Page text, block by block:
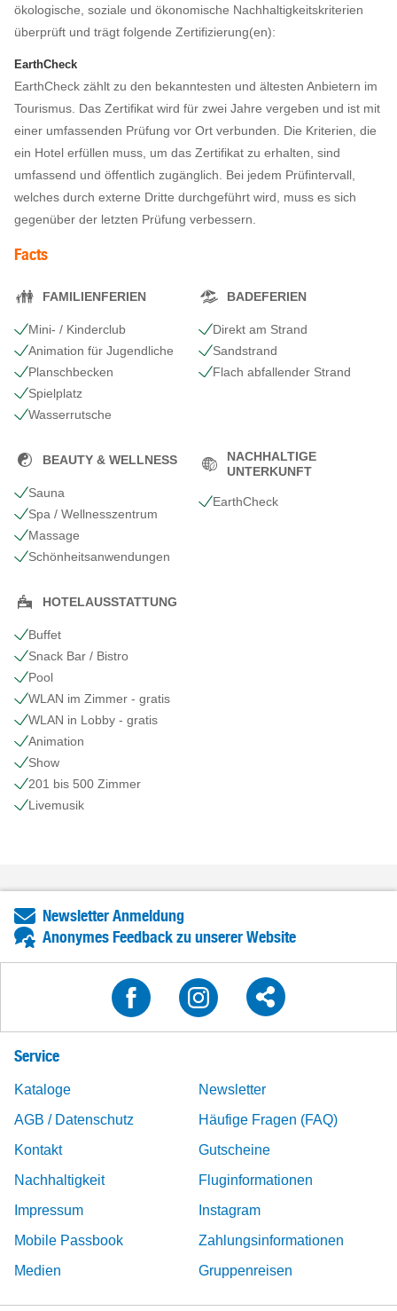
ökologische, soziale und ökonomische Nachhaltigkeitskriterien
überprüft und trägt folgende Zertifizierung(en):
EarthCheck
EarthCheck zählt zu den bekanntesten und ältesten Anbietern im
Tourismus. Das Zertifikat wird für zwei Jahre vergeben und ist mit
einer umfassenden Prüfung vor Ort verbunden. Die Kriterien, die
ein Hotel erfüllen muss, um das Zertifikat zu erhalten, sind
umfassend und öffentlich zugänglich. Bei jedem Prüfintervall,
welches durch externe Dritte durchgeführt wird, muss es sich
gegenüber der letzten Prüfung verbessern.
Facts
FAMILIENFERIEN
Mini- / Kinderclub
Animation für Jugendliche
Planschbecken
Spielplatz
Wasserrutsche
BADEFERIEN
Direkt am Strand
Sandstrand
Flach abfallender Strand
BEAUTY & WELLNESS
Sauna
Spa / Wellnesszentrum
Massage
Schönheits​anwendungen
NACHHALTIGE
UNTERKUNFT
EarthCheck
HOTELAUSSTATTUNG
Buffet
Snack Bar / Bistro
Pool
WLAN im Zimmer - gratis
WLAN in Lobby - gratis
Animation
Show
201 bis 500 Zimmer
Livemusik
Newsletter Anmeldung
Anonymes Feedback zu unserer Website
Service
Kataloge
Newsletter
AGB / Datenschutz
Häufige Fragen (FAQ)
Kontakt
Gutscheine
Nachhaltigkeit
Fluginformationen
Impressum
Instagram
Mobile Passbook
Zahlungsinformationen
Medien
Gruppenreisen